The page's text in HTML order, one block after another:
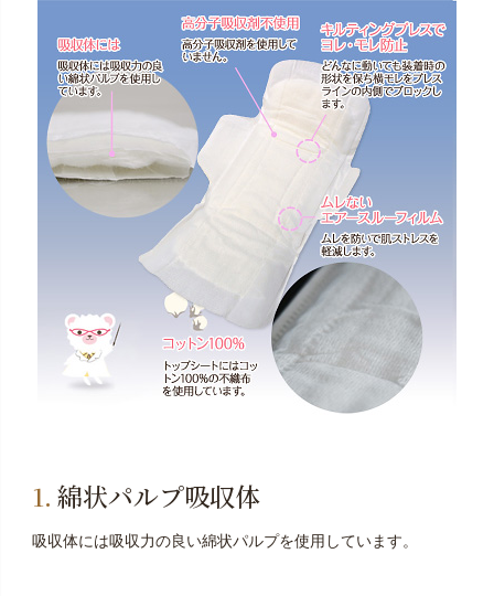
綿状パルプ吸収体
吸収体には吸収力の良い綿状パルプを使用しています。